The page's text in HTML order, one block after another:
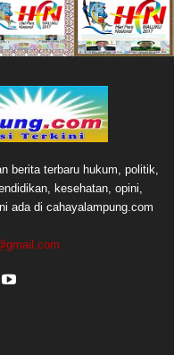
berita terbaru hukum, politik,
kesehatan, opini,
ada di cahayalampung.com